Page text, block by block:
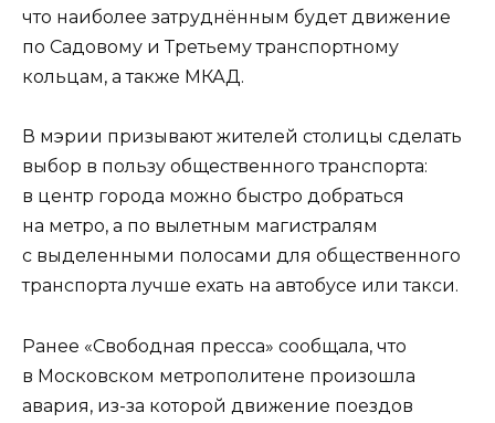
что наиболее затруднённым будет движение
по Садовому и Третьему транспортному
кольцам, а также МКАД.
В мэрии призывают жителей столицы сделать
выбор в пользу общественного транспорта:
в центр города можно быстро добраться
на метро, а по вылетным магистралям
с выделенными полосами для общественного
транспорта лучше ехать на автобусе или такси.
Ранее «Свободная пресса» сообщала, что
в Московском метрополитене произошла
авария, из-за которой движение поездов